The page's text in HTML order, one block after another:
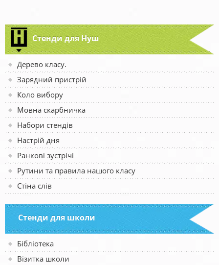
Стенди для Нуш
Дерево класу.
Зарядний пристрій
Коло вибору
Мовна скарбничка
Набори стендів
Настрій дня
Ранкові зустрічі
Рутини та правила нашого класу
Стіна слів
Стенди для школи
Бібліотека
Візитка школи